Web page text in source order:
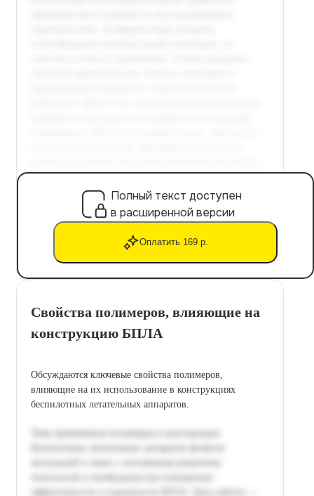
Полный текст доступен
в расширенной версии
Оплатить 169 р.
Свойства полимеров, влияющие на
конструкцию БПЛА
Обсуждаются ключевые свойства полимеров,
влияющие на их использование в конструкциях
беспилотных летательных аппаратов.